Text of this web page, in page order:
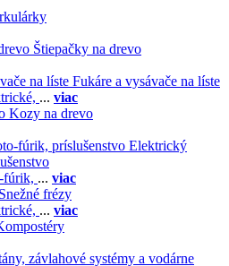
Štiepačky na drevo
Fukáre a vysávače na líste
... viac
Kozy na drevo
Elektrický
fúrik, ... viac
Snežné frézy
... viac